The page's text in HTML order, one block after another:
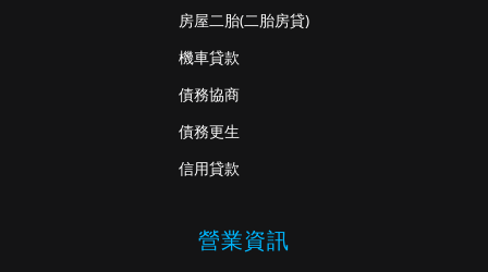
房屋二胎(二胎房貸)
機車貸款
債務協商
債務更生
信用貸款
營業資訊